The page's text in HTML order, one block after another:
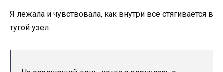
Я лежала и чувствовала, как внутри всё стягивается в
тугой узел.